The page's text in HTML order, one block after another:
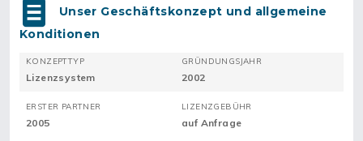
Unser Geschäftskonzept und allgemeine
Konditionen
KONZEPTTYP
Lizenzsystem
GRÜNDUNGSJAHR
2002
ERSTER PARTNER
2005
LIZENZGEBÜHR
auf Anfrage